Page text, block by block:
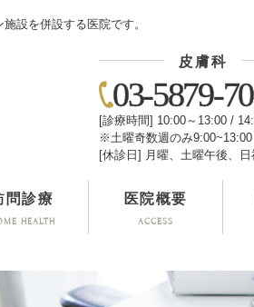
設を併設する医院です。
皮膚科
03-5879-
[診療時間] 10:00～13:00 /
※土曜奇数週のみ9:00~13:00
[休診日] 月曜、土曜午後、日
HEALTH
問診療
ACCESS
医院概要